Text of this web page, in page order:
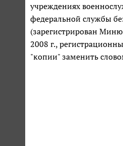
учреждениях
федеральной службы
(зарегистрирован
2008 г.,
"копии" заменить